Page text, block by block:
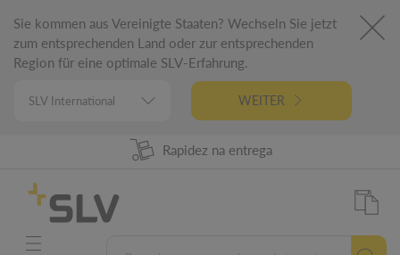
Sie kommen aus Vereinigte Staaten? Wechseln Sie jetzt
zum entsprechenden Land oder zur entsprechenden
Region für eine optimale SLV-Erfahrung.
WEITER
98% Disponibilidade dos produtos
Rapidez na entrega
5 anos garantia
Engenharia alemã